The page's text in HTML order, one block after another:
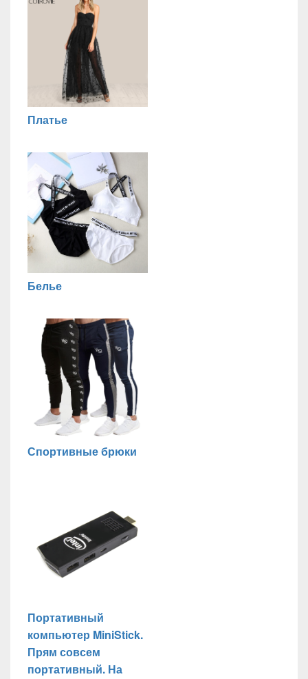
Платье
Белье
Спортивные брюки
Портативный
компьютер MiniStick.
Прям совсем
портативный. На